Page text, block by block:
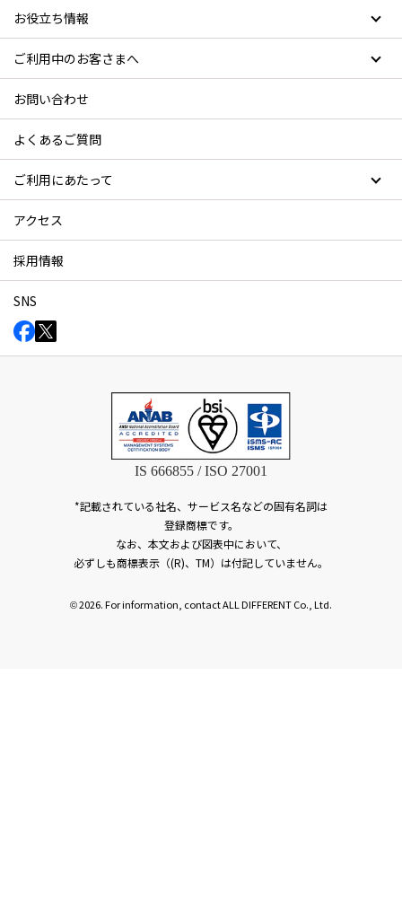
お役立ち情報
ご利用中のお客さまへ
お問い合わせ
よくあるご質問
ご利用にあたって
アクセス
採用情報
SNS
IS 666855 / ISO 27001
*記載されている社名、サービス名などの固有名詞は
登録商標です。
なお、本文および図表中において、
必ずしも商標表示（(R)、TM）は付記していません。
©2026. For information, contact ALL DIFFERENT Co., Ltd.